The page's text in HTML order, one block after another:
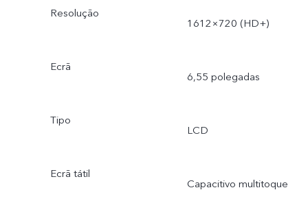
Resolução
1612×720 (HD+)
Ecrã
6,55 polegadas
Tipo
LCD
Ecrã tátil
Capacitivo multitoque